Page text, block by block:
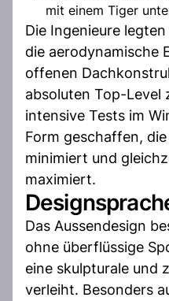
mit einem Tiger
Die Ingenieure
die aerodynamische
offenen
absoluten Top-Level
intensive Tests im
Form geschaffen,
minimiert und
maximiert.
Das Aussendesign
ohne überflüssige
eine skulpturale und
verleiht. Besonders